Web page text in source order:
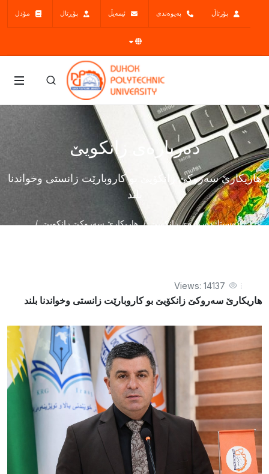
پۆرتاڵ پەیوەندی ئیمەیڵ پۆڕتال مۆدل
ده‌رباره‌ی زانكویێ
هاريكارێ سه‌روكێ زانكۆيێ بو كاروبارێت زانستى وخواندنا
بلند
دەسپێكده‌رباره‌ی زانكویێ
هاريكارێ سه‌روكێ زانكويێ
Views: 14137
هاريكارێ سه‌روكێ زانكۆيێ بو كاروبارێت زانستى وخواندنا بلند